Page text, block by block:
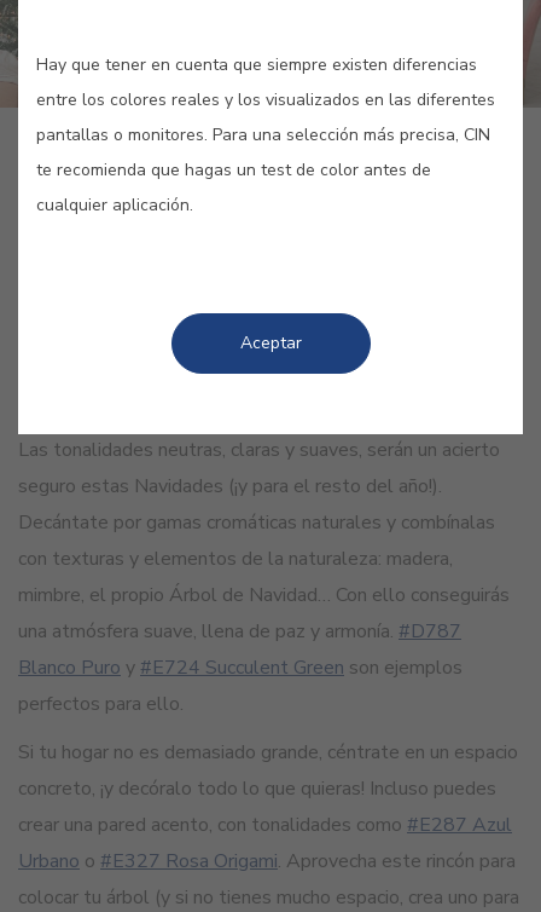
PUBLICADO POR: CIN
Las tonalidades neutras, claras y suaves, serán un acierto
seguro estas Navidades (¡y para el resto del año!).
Decántate por gamas cromáticas naturales y combínalas
con texturas y elementos de la naturaleza: madera,
mimbre, el propio Árbol de Navidad… Con ello conseguirás
una atmósfera suave, llena de paz y armonía. #D787
Blanco Puro y #E724 Succulent Green son ejemplos
perfectos para ello.
Si tu hogar no es demasiado grande, céntrate en un espacio
concreto, ¡y decóralo todo lo que quieras! Incluso puedes
crear una pared acento, con tonalidades como #E287 Azul
Urbano o #E327 Rosa Origami. Aprovecha este rincón para
colocar tu árbol (y si no tienes mucho espacio, crea uno para
Hay que tener en cuenta que siempre existen diferencias
entre los colores reales y los visualizados en las diferentes
pantallas o monitores. Para una selección más precisa, CIN
te recomienda que hagas un test de color antes de
cualquier aplicación.
Aceptar